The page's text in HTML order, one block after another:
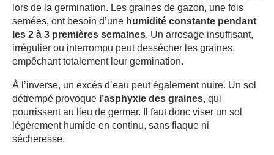
lors de la germination. Les graines de gazon, une fois
semées, ont besoin d’une humidité constante pendant
les 2 à 3 premières semaines. Un arrosage insuffisant,
irrégulier ou interrompu peut dessécher les graines,
empêchant totalement leur germination.
À l’inverse, un excès d’eau peut également nuire. Un sol
détrempé provoque l’asphyxie des graines, qui
pourrissent au lieu de germer. Il faut donc viser un sol
légèrement humide en continu, sans flaque ni
sécheresse.